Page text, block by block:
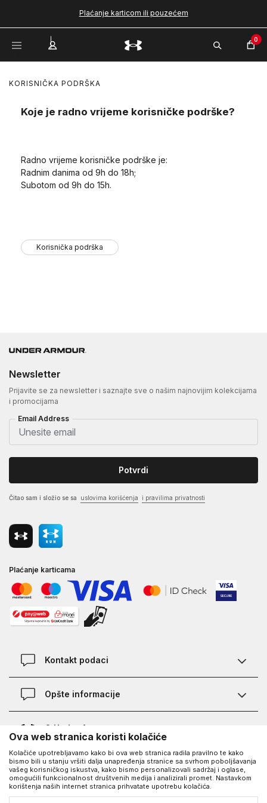
Plaćanje karticom ili pouzećem
0
KORISNIČKA PODRŠKA
Koje je radno vrijeme korisničke podrške?
Radno vrijeme korisničke podrške je:
Radnim danima od 9h do 18h;
Subotom od 9h do 15h.
Korisnička podrška
Newsletter
Prijavite se za newsletter i saznajte sve o našim najnovijim kolekcijama
i promocijama
Email Address
Potvrdi
Čitao sam i složio se sa uslovima korišćenja i pravilima privatnosti
Plaćanje karticama
Kontakt podaci
Kontakt
Opšte informacije
Provjera statusa porudžbine
Najčešća pitanja
Kako kupiti
O Under Armour-u
O nama - priča o UA
Saznajte više o UA
Karijera
UA Social
Facebook
©2026https://www.underarmour.ba/, IzradaNB SOFT. Sva prava zadržana.
Ova web stranica koristi kolačiće
Kolačiće upotrebljavamo kako bi ova web stranica radila pravilno te kako
bismo bili u stanju vršiti dalja unapređenja stranice sa svrhom poboljšavanja
vašeg korisničkog iskustva, kako bismo personalizovali sadržaj i oglase,
omogućili funkcionalnost društvenih medija i analizirali promet. Nastavkom
korištenja naših internet stranica prihvatate upotrebu kolačića.